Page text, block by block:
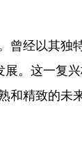
曾经以其独
。这一复
和精致的未